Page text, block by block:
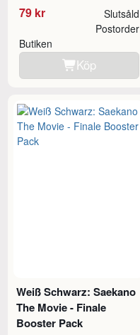
79 kr Slutsåld
Butiken
Postorder
Köp
Weiß Schwarz: Saekano
The Movie - Finale
Booster Pack